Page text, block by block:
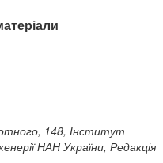
148, Інститут
НАН України, Редакція